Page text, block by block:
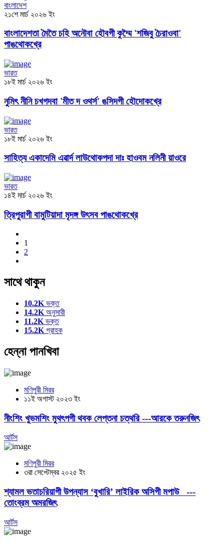
বাংলাদেশ
২১শে মার্চ ২০২৬ ইং
বাংলাদেশতা মৈতৈ চহি অনৌবা হৌবগী কুম্মৈ 'শজিবু চৈরাওবা'
পাঙথোকখ্রে
ভারত
১৮ই মার্চ ২০২৬ ইং
নুমিৎ নীনি চখগদবা 'মীত দ ওথর্স' ঙসিদগী হৌদোকখ্রে
ভারত
১৮ই মার্চ ২০২৬ ইং
সাহিত্য একাদেমি এৱার্দ লাউথোকপদা দাঃ হাওবম নলিনী য়াওরে
ভারত
১৪ই মার্চ ২০২৬ ইং
ত্রিপুরাগী বামুটিয়াদা মৃদঙ্গ উৎসব পাঙথোকখ্রে
1
2
সাথে থাকুন
10.2K ভক্ত
14.2K অনুসারী
11.2K ভক্ত
15.2K গ্রাহক
হেন্না পানখিবা
মণিপুরী মিরর
১১ই অগাস্ট ২০২৩ ইং
নীংশিং খুভমশিং মুথৎপগী থবক লেপ্তনা চত্থরি ---আরকে তরুনজিৎ
আর্টস
মণিপুরী মিরর
৩রা সেপ্টেম্বর ২০২৫ ইং
শ্যামল ভতাচরিয়াগী উপন্যাস ‘বুখারি’ লাইরিক অসিগী মপাউ ---
তোংব্রম অমরজিৎ
আর্টস